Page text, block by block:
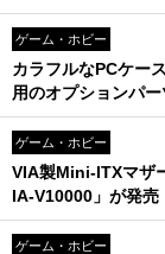
ゲーム・ホビー
カラフルなPCケー
用のオプションパ
ゲーム・ホビー
VIA製Mini-ITXマザ
IA-V10000」が発売
ゲーム・ホビー